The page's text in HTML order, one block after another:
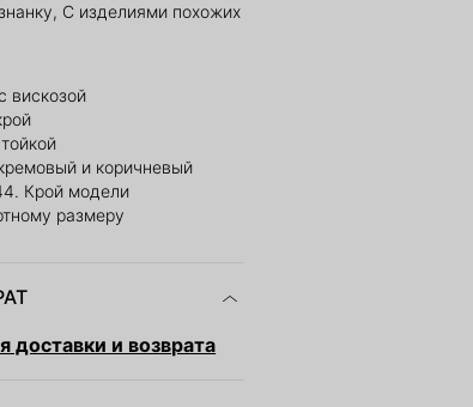
С изделиями похожих
вискозой
и коричневый
Крой модели
размеру
доставки и возврата